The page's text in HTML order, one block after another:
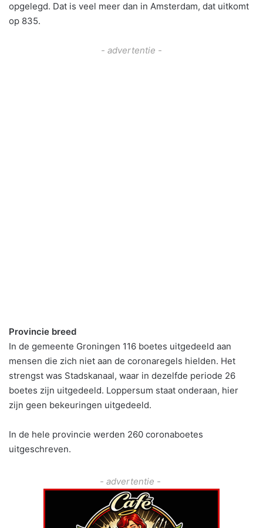
opgelegd. Dat is veel meer dan in Amsterdam, dat uitkomt
op 835.
- advertentie -
Provincie breed
In de gemeente Groningen 116 boetes uitgedeeld aan
mensen die zich niet aan de coronaregels hielden. Het
strengst was Stadskanaal, waar in dezelfde periode 26
boetes zijn uitgedeeld. Loppersum staat onderaan, hier
zijn geen bekeuringen uitgedeeld.
In de hele provincie werden 260 coronaboetes
uitgeschreven.
- advertentie -